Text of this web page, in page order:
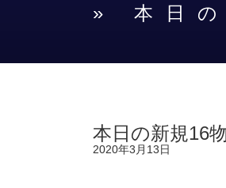
» 本日
本日の新規16
2020年3月13日